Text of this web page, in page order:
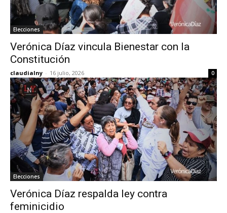
Elecciones
Verónica Díaz vincula Bienestar con la
Constitución
claudialny - 16 julio, 2026 0
Elecciones
Verónica Díaz respalda ley contra
feminicidio